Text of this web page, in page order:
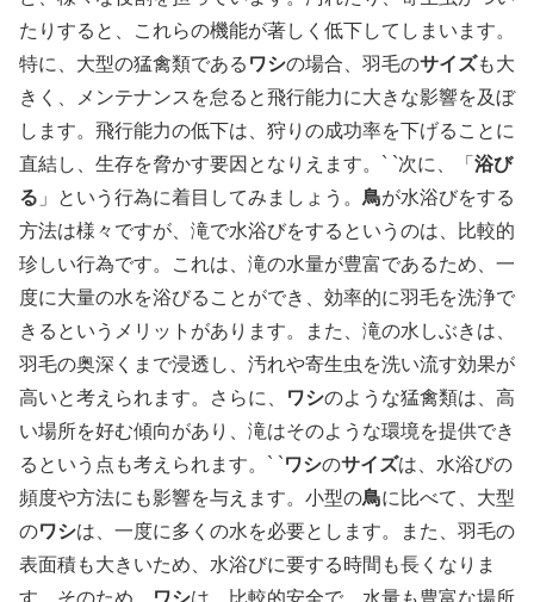
たりすると、これらの機能が著しく低下してしまいます。
特に、大型の猛禽類である ワシの場合、羽毛のサイズも大
きく、メンテナンスを怠ると飛行能力に大きな影響を及ぼ
します。飛行能力の低下は、狩りの成功率を下げることに
直結し、生存を脅かす要因となりえます。` `次に、「 浴び
る 」という行為に着目してみましょう。 鳥が水浴びをする
方法は様々ですが、滝で水浴びをするというのは、比較的
珍しい行為です。これは、滝の水量が豊富であるため、一
度に大量の水を浴びることができ、効率的に羽毛を洗浄で
きるというメリットがあります。また、滝の水しぶきは、
羽毛の奥深くまで浸透し、汚れや寄生虫を洗い流す効果が
高いと考えられます。さらに、
ワシのような猛禽類は、高
い場所を好む傾向があり、滝はそのような環境を提供でき
るという点も考えられます。` `ワシのサイズは、水浴びの
頻度や方法にも影響を与えます。小型の鳥に比べて、大型
のワシは、一度に多くの水を必要とします。また、羽毛の
表面積も大きいため、水浴びに要する時間も長くなりま
す。そのため、
ワシは、比較的安全で、水量も豊富な場所